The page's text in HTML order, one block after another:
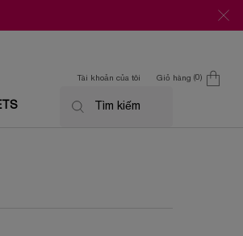
Tài khoản của tôi
Giỏ hàng 0
0 Sản phẩm trong giỏ
Tìm kiếm